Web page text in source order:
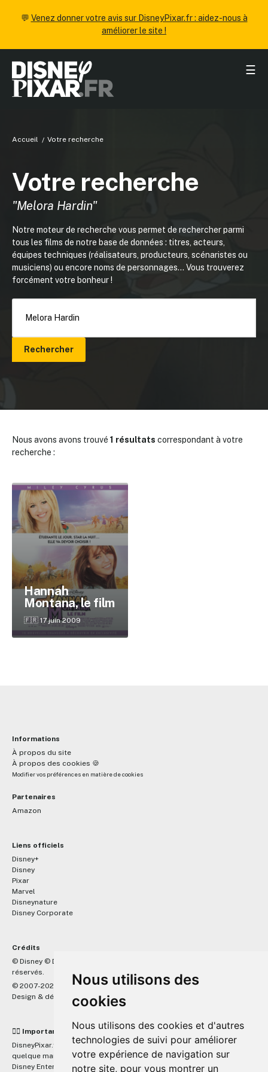
Nous utilisons des
cookies
Nous utilisons des cookies et d'autres
technologies de suivi pour améliorer
votre expérience de navigation sur
notre site, pour vous montrer un
💬 Venez donner votre avis sur DisneyPixar.fr : aidez-nous à
améliorer le site !
☰
Accueil Votre recherche
Votre recherche
"Melora Hardin"
Notre moteur de recherche vous permet de rechercher parmi
tous les films de notre base de données : titres, acteurs,
équipes techniques (réalisateurs, producteurs, scénaristes ou
musiciens) ou encore noms de personnages... Vous trouverez
forcément votre bonheur !
Rechercher
Nous avons avons trouvé 1 résultats correspondant à votre
recherche :
Hannah
Montana, le film
🇫🇷 17 juin 2009
Informations
À propos du site
À propos des cookies 🍪
Modifier vos préférences en matière de cookies
Partenaires
Amazon
Liens officiels
Disney+
Disney
Pixar
Marvel
Disneynature
Disney Corporate
Crédits
© Disney © Disney/Pixar © &
réservés.
© 2007-2026 DisneyPixar.fr
Design & développement :
MonsieurPaul
☝🏼 Important
DisneyPixar.fr est un site indépendant et n'est en aucun cas lié de
quelque manière que ce soit avec The Walt Disney Company, Pixar,
Disney Enterprises, Inc ou leurs dérivés ou associés. Toute demande
✕